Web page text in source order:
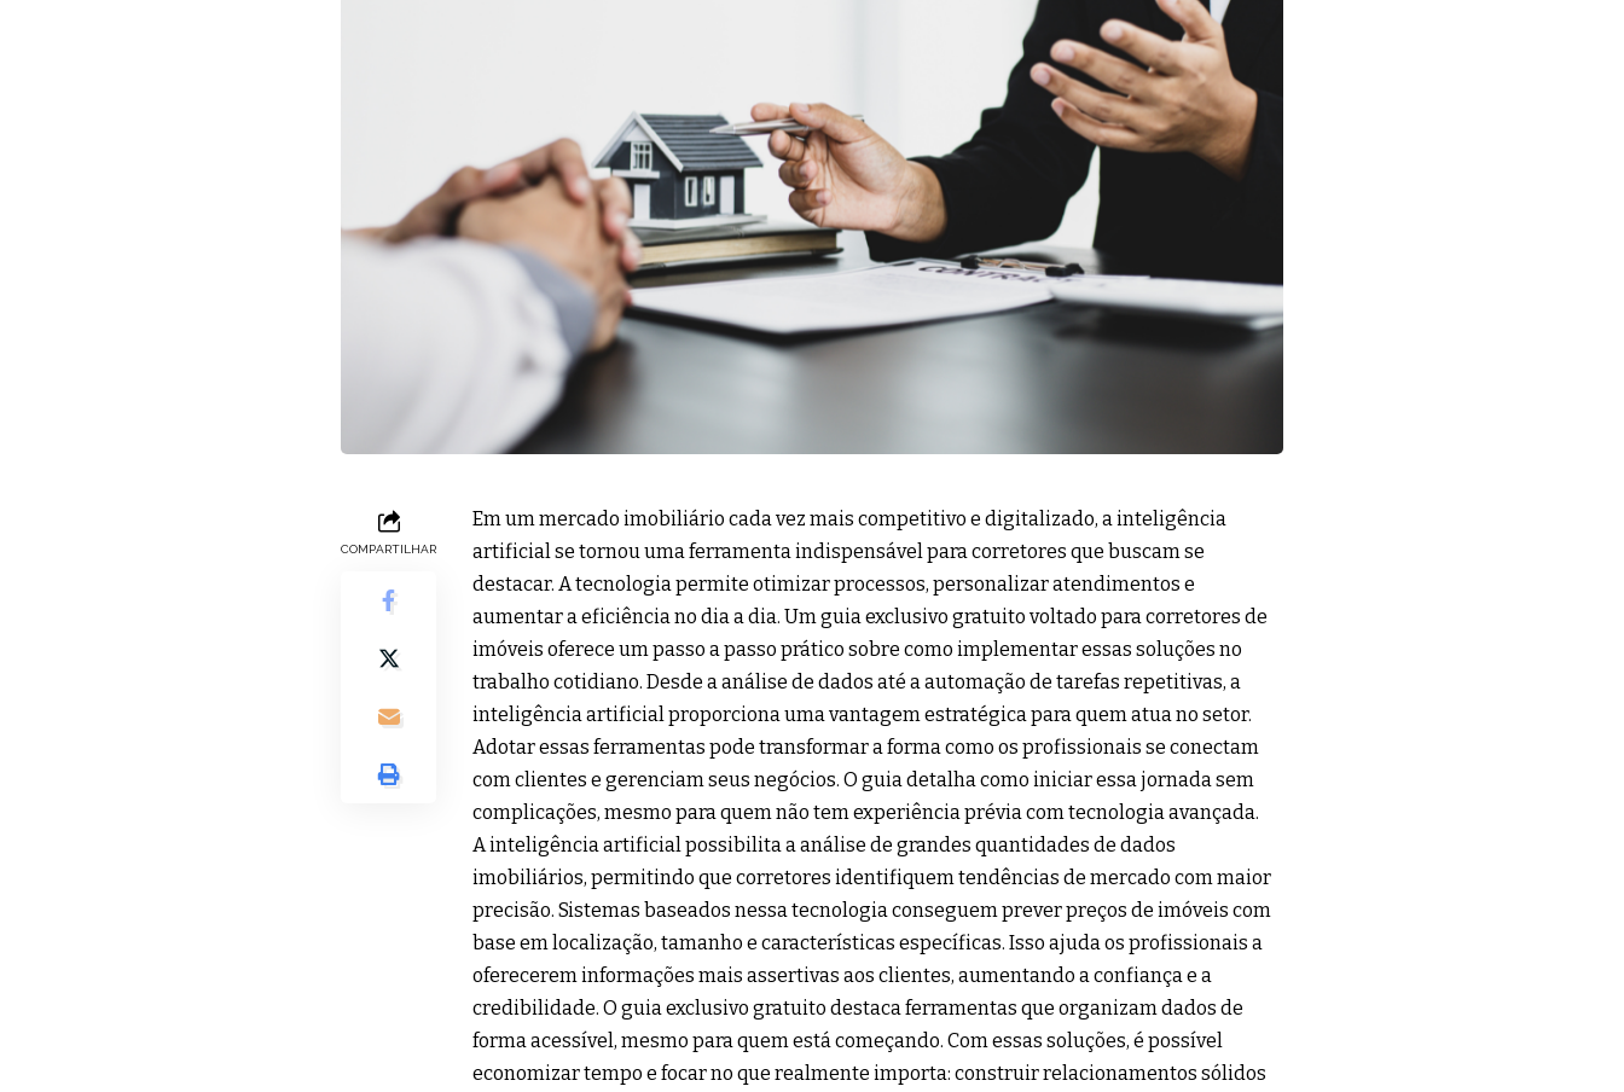
COMPARTILHAR
Em um mercado imobiliário cada vez mais competitivo e digitalizado, a inteligência
artificial se tornou uma ferramenta indispensável para corretores que buscam se
destacar. A tecnologia permite otimizar processos, personalizar atendimentos e
aumentar a eficiência no dia a dia. Um guia exclusivo gratuito voltado para corretores de
imóveis oferece um passo a passo prático sobre como implementar essas soluções no
trabalho cotidiano. Desde a análise de dados até a automação de tarefas repetitivas, a
inteligência artificial proporciona uma vantagem estratégica para quem atua no setor.
Adotar essas ferramentas pode transformar a forma como os profissionais se conectam
com clientes e gerenciam seus negócios. O guia detalha como iniciar essa jornada sem
complicações, mesmo para quem não tem experiência prévia com tecnologia avançada.
A inteligência artificial possibilita a análise de grandes quantidades de dados
imobiliários, permitindo que corretores identifiquem tendências de mercado com maior
precisão. Sistemas baseados nessa tecnologia conseguem prever preços de imóveis com
base em localização, tamanho e características específicas. Isso ajuda os profissionais a
oferecerem informações mais assertivas aos clientes, aumentando a confiança e a
credibilidade. O guia exclusivo gratuito destaca ferramentas que organizam dados de
forma acessível, mesmo para quem está começando. Com essas soluções, é possível
economizar tempo e focar no que realmente importa: construir relacionamentos sólidos